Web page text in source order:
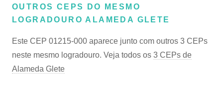
OUTROS CEPS DO MESMO
LOGRADOURO ALAMEDA GLETE
Este CEP 01215-000 aparece junto com outros 3 CEPs
neste mesmo logradouro. Veja todos os 3 CEPs de
Alameda Glete